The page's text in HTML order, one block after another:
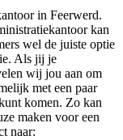
in Feerwerd.
kan
wel de juiste optie
Als jij je
wij jou aan om
met een paar
komen. Zo kan
maken voor een
naar: